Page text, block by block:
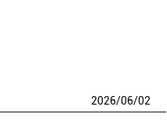
2026/06/02